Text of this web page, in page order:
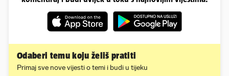
Odaberi temu koju želiš pratiti
Primaj sve nove vijesti o temi i budi u tijeku